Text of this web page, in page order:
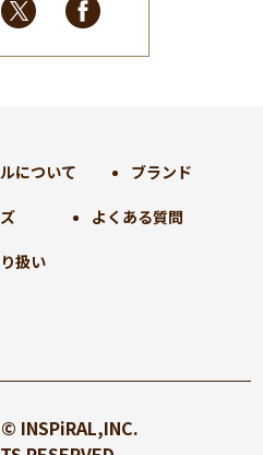
(28)
(34)
(31)
について ブランド
よくある質問
扱い
INSPiRAL,INC.